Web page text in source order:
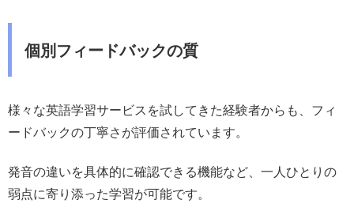
個別フィードバックの質
様々な英語学習サービスを試してきた経験者からも、フィ
ードバックの丁寧さが評価されています。
発音の違いを具体的に確認できる機能など、一人ひとりの
弱点に寄り添った学習が可能です。